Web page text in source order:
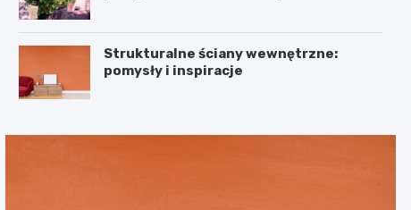
Strukturalne ściany wewnętrzne:
pomysły i inspiracje